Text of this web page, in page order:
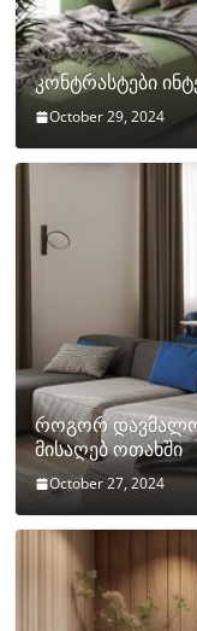
კონტრასტები
October 29, 2024
როგორ
მისაღებ ოთახში
October 27, 2024